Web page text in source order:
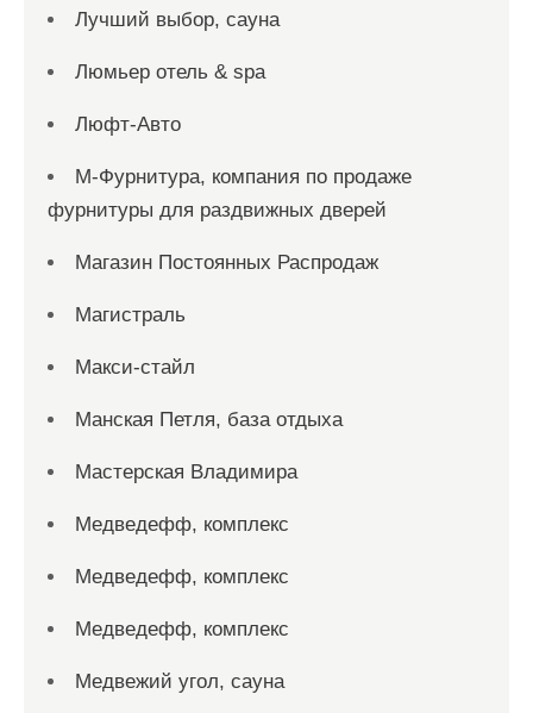
Лучший выбор, сауна
Люмьер отель & spa
Люфт-Авто
М-Фурнитура, компания по продаже
фурнитуры для раздвижных дверей
Магазин Постоянных Распродаж
Магистраль
Макси-стайл
Манская Петля, база отдыха
Мастерская Владимира
Медведефф, комплекс
Медведефф, комплекс
Медведефф, комплекс
Медвежий угол, сауна